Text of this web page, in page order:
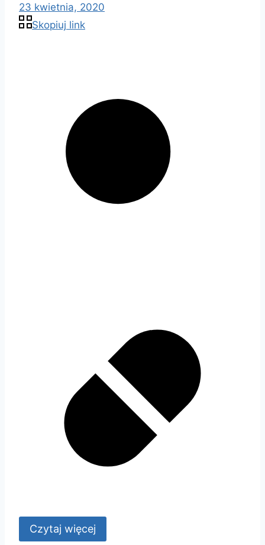
23 kwietnia, 2020
Skopiuj link
Czytaj więcej